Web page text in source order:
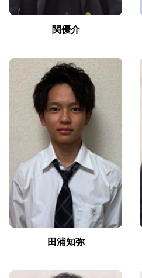
関優介
田浦知弥